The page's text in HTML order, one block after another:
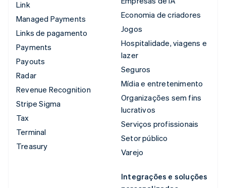
Link
Managed Payments
Links de pagamento
Payments
Payouts
Radar
Revenue Recognition
Stripe Sigma
Tax
Terminal
Treasury
Economia de criadores
Jogos
Hospitalidade, viagens e
lazer
Seguros
Mídia e entretenimento
Organizações sem fins
lucrativos
Serviços profissionais
Setor público
Varejo
Integrações e soluções